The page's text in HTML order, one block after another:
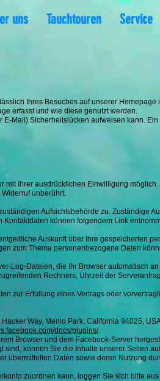
uns Tauchtouren Service
Ihres Besuches auf unserer
erfasst und wie diese genutzt werden.
Mail) Sicherheitslücken aufweisen kann.
Ihrer ausdrücklichen Einwilligung
unberührt.
Aufsichtsbehörde zu.
können folgendem Link
Auskunft über Ihre gespeicherten
zum Thema personenbezogene Daten
Log-Dateien, die Ihr Browser automatisch
Rechners, Uhrzeit der
zur Erfüllung eines Vertrags oder
Way, Menlo Park, California 94025,
docs/plugins/.
Browser und dem Facebook-Server
können Sie die Inhalte unserer Seiten
übermittelten Daten sowie deren Nutzung
zuordnen kann, loggen Sie sich bitte